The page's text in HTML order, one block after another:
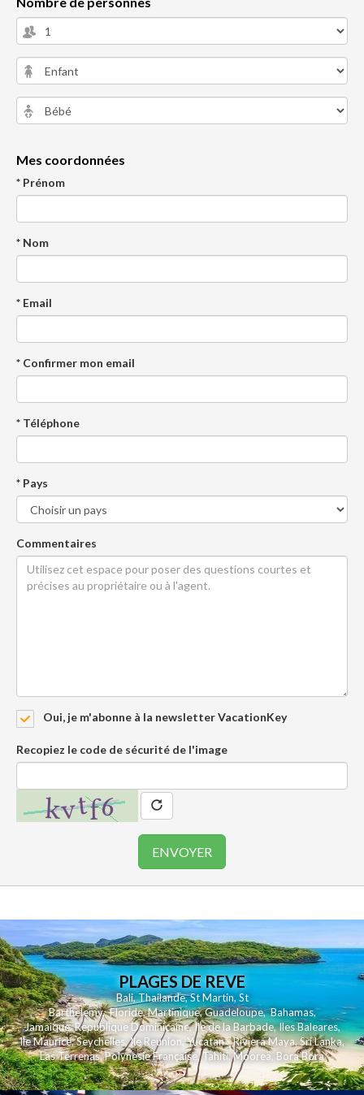
Mes coordonnées
* Prénom
* Nom
* Email
* Confirmer mon email
* Téléphone
* Pays
Commentaires
Oui, je m'abonne à la newsletter VacationKey
Recopiez le code de sécurité de l'image
PLAGES DE REVE
Bali,Thailande,St Martin,St
Barthelemy,Floride,Martinique,Guadeloupe,Bahamas,
Jamaique,Republique Dominicaine,Ile de la Barbade,Iles Baleares,
Ile Maurice,Seychelles,Ile Reunion,Yucatan - Riviera Maya,Sri Lanka,
Las Terrenas,Polynesie Française,Tahiti,Moorea, Bora Bora